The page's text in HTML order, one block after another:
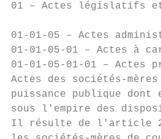
01 – Actes législatifs
01-01-05 – Actes
01-01-05-01 – Actes à
01-01-05-01-01 – Actes
Actes des sociétés-
puissance publique
sous l'empire des
Il résulte de l'article 2